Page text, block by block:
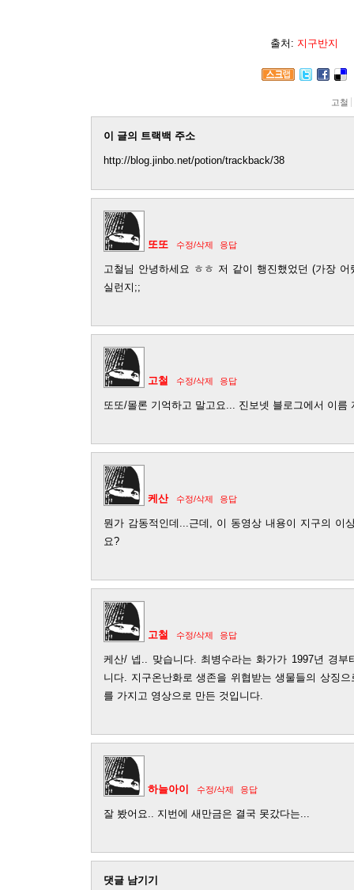
출처: 지구반지
고철
이 글의 트랙백 주소
http://blog.jinbo.net/potion/trackback/38
또또 수정/삭제 응답
고철님 안녕하세요 ㅎㅎ 저 같이 행진했었던 (가장
실런지;;
고철 수정/삭제 응답
또또/몰론 기억하고 말고요... 진보넷 블로그에서 이름
케산 수정/삭제 응답
뭔가 감동적인데...근데, 이 동영상 내용이 지구의 이
요?
고철 수정/삭제 응답
케산/ 넵.. 맞습니다. 최병수라는 화가가 1997년 경부
니다. 지구온난화로 생존을 위협받는 생물들의 상징
를 가지고 영상으로 만든 것입니다.
하늘아이 수정/삭제 응답
잘 봤어요.. 지번에 새만금은 결국 못갔다는...
댓글 남기기